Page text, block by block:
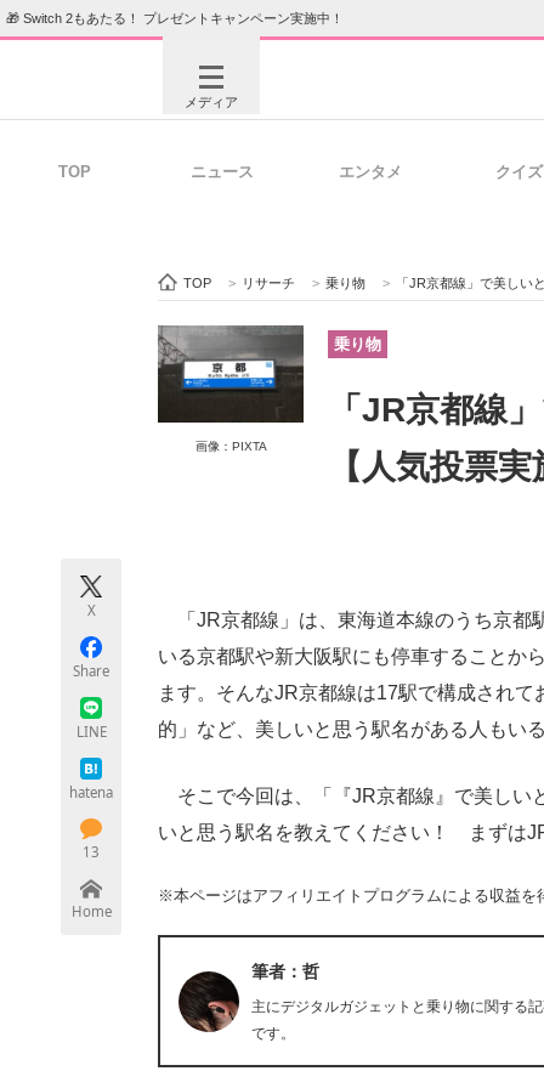
🎁 Switch 2もあたる！ プレゼントキャンペーン実施中！
メディア
ビジネスと働き方のヒント
ITエンジニア向け専門サイト 企業向け
TOP ニュース エンタメ クイズ
TOP > リサーチ > 乗り物 > 「JR京都線」で美しい
画像：PIXTA
乗り物
「JR京都線
【人気投票
X
Share
LINE
hatena
13
Home
「JR京都線」は、東海道本線のうち京都
いる京都駅や新大阪駅にも停車することか
ます。そんなJR京都線は17駅で構成され
的」など、美しいと思う駅名がある人もい
そこで今回は、「『JR京都線』で美しい
いと思う駅名を教えてください！ まずは
※本ページはアフィリエイトプログラムによる収益を
筆者：哲
主にデジタルガジェットと乗り物に関する
です。